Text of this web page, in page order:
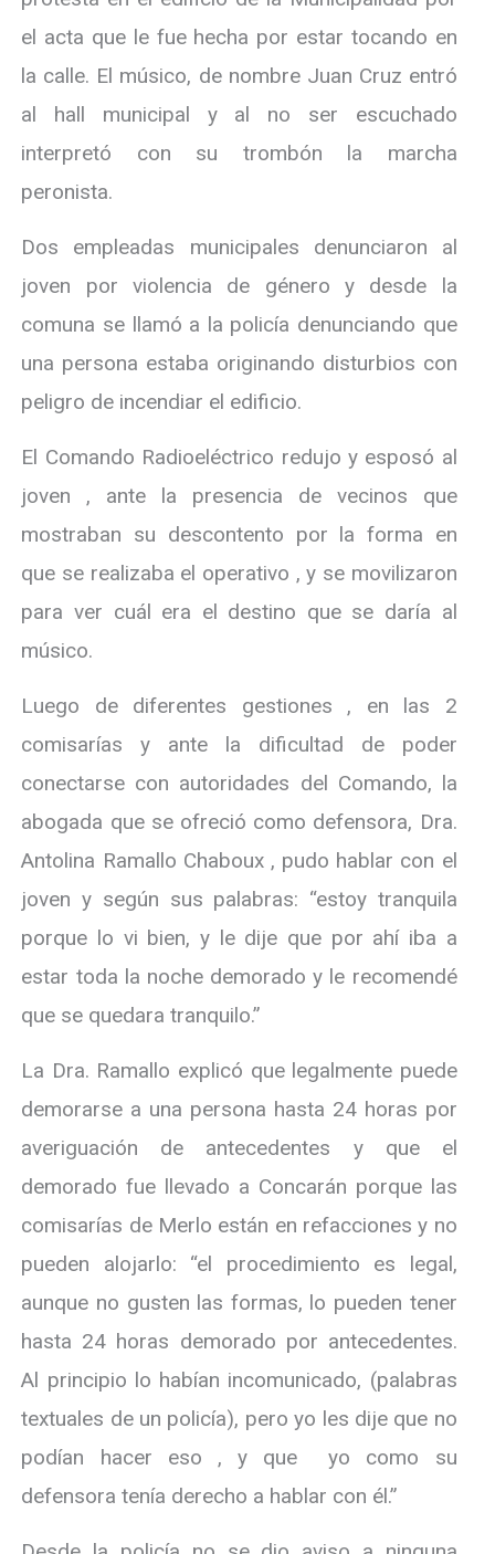
el acta que le fue hecha por estar tocando en
la calle. El músico, de nombre Juan Cruz entró
al hall municipal y al no ser escuchado
interpretó con su trombón la marcha
peronista.
Dos empleadas municipales denunciaron al
joven por violencia de género y desde la
comuna se llamó a la policía denunciando que
una persona estaba originando disturbios con
peligro de incendiar el edificio.
El Comando Radioeléctrico redujo y esposó al
joven , ante la presencia de vecinos que
mostraban su descontento por la forma en
que se realizaba el operativo , y se movilizaron
para ver cuál era el destino que se daría al
músico.
Luego de diferentes gestiones , en las 2
comisarías y ante la dificultad de poder
conectarse con autoridades del Comando, la
abogada que se ofreció como defensora, Dra.
Antolina Ramallo Chaboux , pudo hablar con el
joven y según sus palabras: “estoy tranquila
porque lo vi bien, y le dije que por ahí iba a
estar toda la noche demorado y le recomendé
que se quedara tranquilo.”
La Dra. Ramallo explicó que legalmente puede
demorarse a una persona hasta 24 horas por
averiguación de antecedentes y que el
demorado fue llevado a Concarán porque las
comisarías de Merlo están en refacciones y no
pueden alojarlo: “el procedimiento es legal,
aunque no gusten las formas, lo pueden tener
hasta 24 horas demorado por antecedentes.
Al principio lo habían incomunicado, (palabras
textuales de un policía), pero yo les dije que no
podían hacer eso , y que yo como su
defensora tenía derecho a hablar con él.”